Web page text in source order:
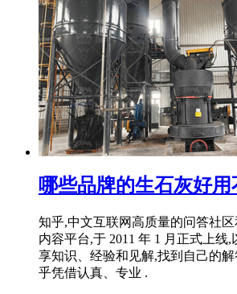
哪些品牌的生石灰好
知乎,中文互联网高质量的问答社
内容平台,于 2011 年 1 月正式上线
享知识、经验和见解,找到自己的
乎凭借认真、专业 .